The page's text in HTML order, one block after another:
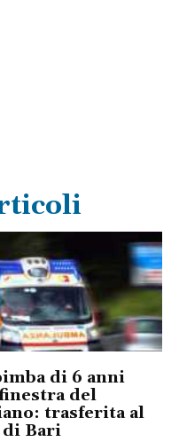
di 6 anni
del
trasferita al
Bari